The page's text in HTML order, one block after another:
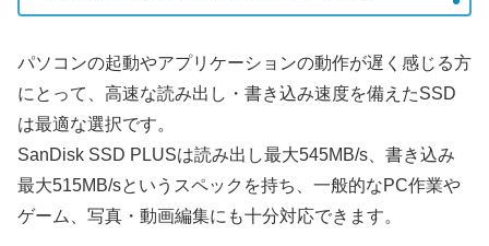
パソコンの起動やアプリケーションの動作が遅く感じる方
にとって、高速な読み出し・書き込み速度を備えたSSD
は最適な選択です。
SanDisk SSD PLUSは読み出し最大545MB/s、書き込み
最大515MB/sというスペックを持ち、一般的なPC作業や
ゲーム、写真・動画編集にも十分対応できます。